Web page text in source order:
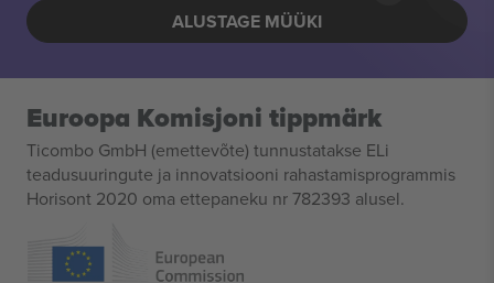
ALUSTAGE MÜÜKI
Euroopa Komisjoni tippmärk
Ticombo GmbH (emettevõte) tunnustatakse ELi
teadusuuringute ja innovatsiooni rahastamisprogrammis
Horisont 2020 oma ettepaneku nr 782393 alusel.